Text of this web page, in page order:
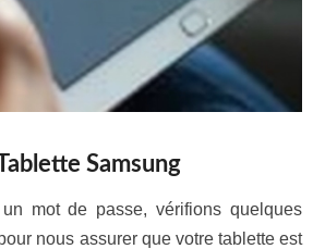
Samsung
mot de passe, vérifions quelques
nous assurer que votre tablette est